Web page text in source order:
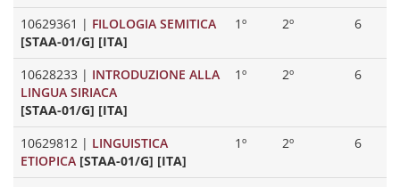
10629361 | FILOLOGIA SEMITICA
[STAA-01/G] [ITA]
1º 2º 6
10628233 | INTRODUZIONE ALLA
LINGUA SIRIACA
[STAA-01/G] [ITA]
1º 2º 6
10629812 | LINGUISTICA
ETIOPICA [STAA-01/G] [ITA]
1º 2º 6